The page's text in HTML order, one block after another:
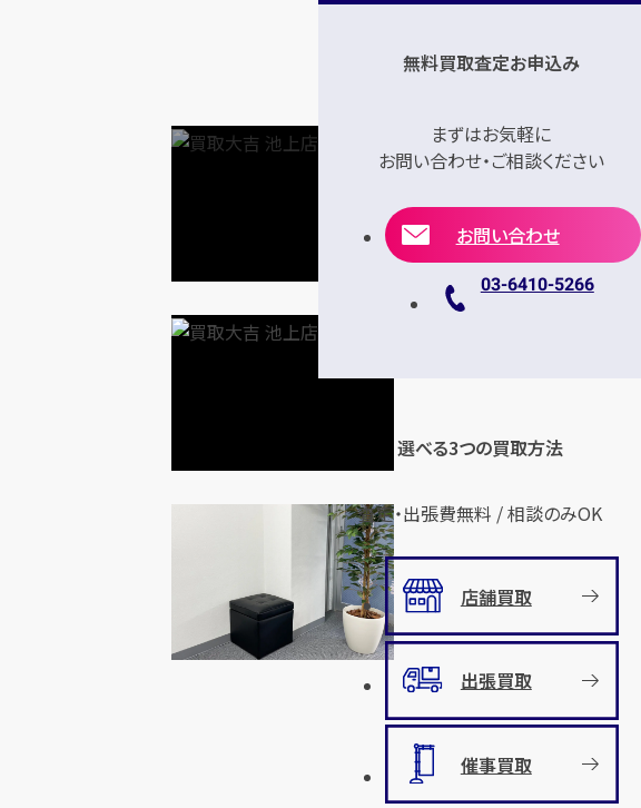
無料買取査定お申込み
まずはお気軽に
お問い合わせ・ご相談ください
お問い合わせ
03-6410-5266
選べる3つの買取方法
査定・出張費無料 / 相談のみOK
店舗買取
出張買取
催事買取